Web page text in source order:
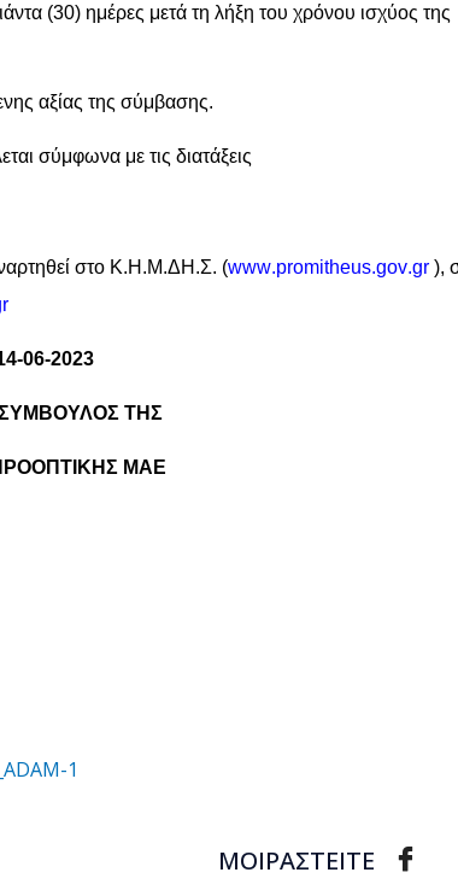
(30) ημέρες μετά τη λήξη του χρόνου ισχύος της
αξίας της σύμβασης.
σύμφωνα με τις διατάξεις
στο Κ.Η.Μ.ΔΗ.Σ. (www.promitheus.gov.gr ),
06-2023
ΤΗΣ
ΜΑΕ
1
ΜΟΙΡΑΣΤΕΙΤΕ